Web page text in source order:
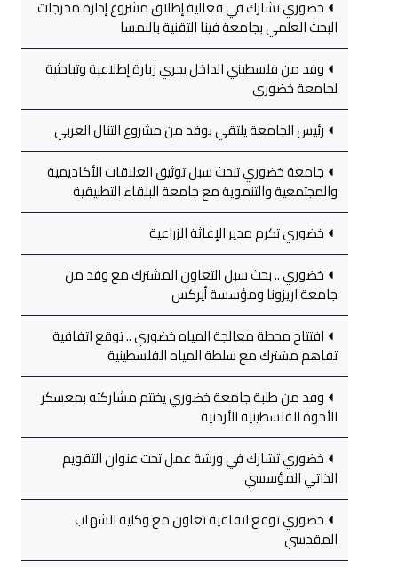
خضوري تشارك في فعالية إطلاق مشروع إدارة مخرجات
البحث العلمي بجامعة فينا التقنية بالنمسا
وفد من فلسطيني الداخل يجري زيارة إطلاعية وتباحثية
لجامعة خضوري
رئيس الجامعة يلتقي بوفد من مشروع التنال العربي
جامعة خضوري تبحث سبل توثيق العلاقات الأكاديمية
والمجتمعية والتنموية مع جامعة البلقاء التطبيقية
خضوري تكرم مدير الإغاثة الزراعية
خضوري .. بحث سبل التعاون المشترك مع وفد من
جامعة اريزونا ومؤسسة أيركس
افتتاح محطة معالجة المياه خضوري .. توقع اتفاقية
تفاهم مشترك مع سلطة المياه الفلسطينية
وفد من طلبة جامعة خضوري يختتم مشاركته بمعسكر
الأخوة الفلسطينية الأردنية
خضوري تشارك في ورشة عمل تحت عنوان التقويم
الذاتي المؤسسي
خضوري توقع اتفاقية تعاون مع وكلية الشهاب
المقدسي